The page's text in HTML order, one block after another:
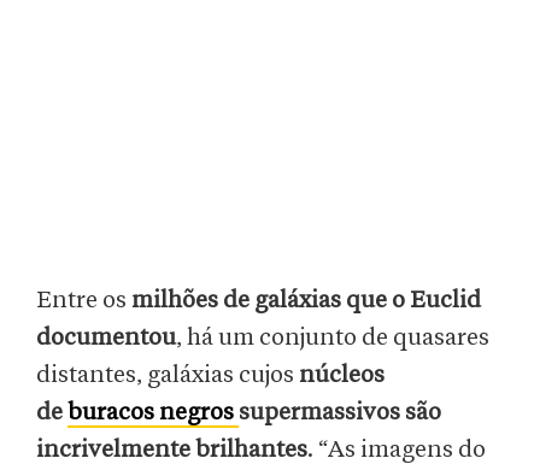
Entre os milhões de galáxias que o Euclid
documentou, há um conjunto de quasares
distantes, galáxias cujos núcleos
de buracos negros supermassivos são
incrivelmente brilhantes. “As imagens do